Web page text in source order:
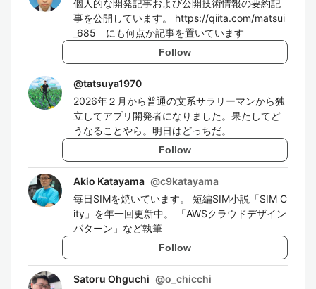
個人的な開発記事および公開技術情報の要約記
事を公開しています。 https://qiita.com/matsui
_685 にも何点か記事を置いています
Follow
@tatsuya1970
2026年２月から普通の文系サラリーマンから独
立してアプリ開発者になりました。果たしてど
うなることやら。明日はどっちだ。
Follow
Akio Katayama @c9katayama
毎日SIMを焼いています。 短編SIM小説「SIM C
ity」を年一回更新中。 「AWSクラウドデザイン
パターン」など執筆
Follow
Satoru Ohguchi @o_chicchi